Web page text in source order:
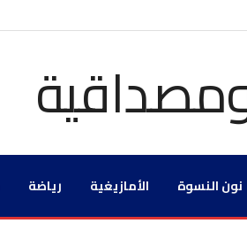
نون النسوة الأمازيغية رياضة